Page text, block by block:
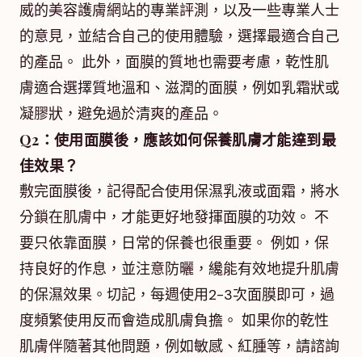
威的美容護膚網站的專業評測，以及一些專業人士
的意見，並結合自己的使用體驗，選擇最適合自己
的產品。 此外，面膜的質地也需要考慮，乾性肌
膚適合選擇質地溫和、滋潤的面膜，例如乳霜狀或
凝膠狀，避免過於清爽的產品。
Q2：使用面膜後，應該如何保養肌膚才能達到最
佳效果？
敷完面膜後，記得配合使用保濕乳液或面霜，將水
分鎖在肌膚中，才能更好地發揮面膜的功效。 不
要只依靠面膜，日常的保養也很重要。 例如，保
持良好的作息，並注意防曬，纔能有效地提升肌膚
的保濕效果。切記，每週使用2-3次面膜即可，過
度頻繁使用反而會造成肌膚負擔。 如果你的乾性
肌膚伴隨著其他問題，例如敏感、紅腫等，請諮詢